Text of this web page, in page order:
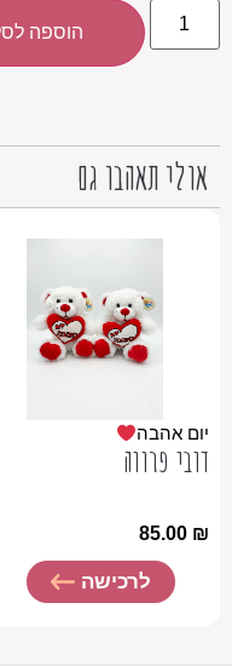
הוספה
אולי תאהבו גם
יום אהבה
דובי פרווה
85.00 ₪
לרכישה